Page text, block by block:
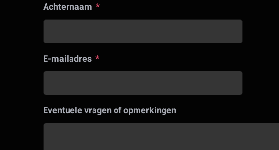
Achternaam *
E-mailadres *
Eventuele vragen of opmerkingen